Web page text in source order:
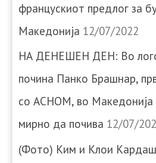
францускиот предлог за
Македонија 12/07/2022
НА ДЕНЕШЕН ДЕН: Во
почина Панко Брашнар,
со АСНОМ, во Македонија
мирно да почива 12/07/
(Фото) Ким и Клои